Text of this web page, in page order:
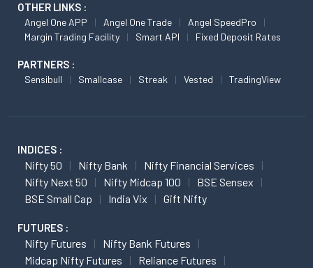
OTHER LINKS :
Angel One APP Angel One Trade
Angel SpeedPro
Margin Trading Facility
Smart API Fixed Deposit Rates
PARTNERS :
Sensibull Smallcase Streak Vested TradingView
INDICES :
Nifty 50 Nifty Bank
Nifty Financial Services
Nifty Next 50
Nifty Midcap 100
BSE Sensex
BSE Small Cap
India Vix Gift Nifty
FUTURES :
Nifty Futures
Nifty Bank Futures
Midcap Nifty Futures
Reliance Futures